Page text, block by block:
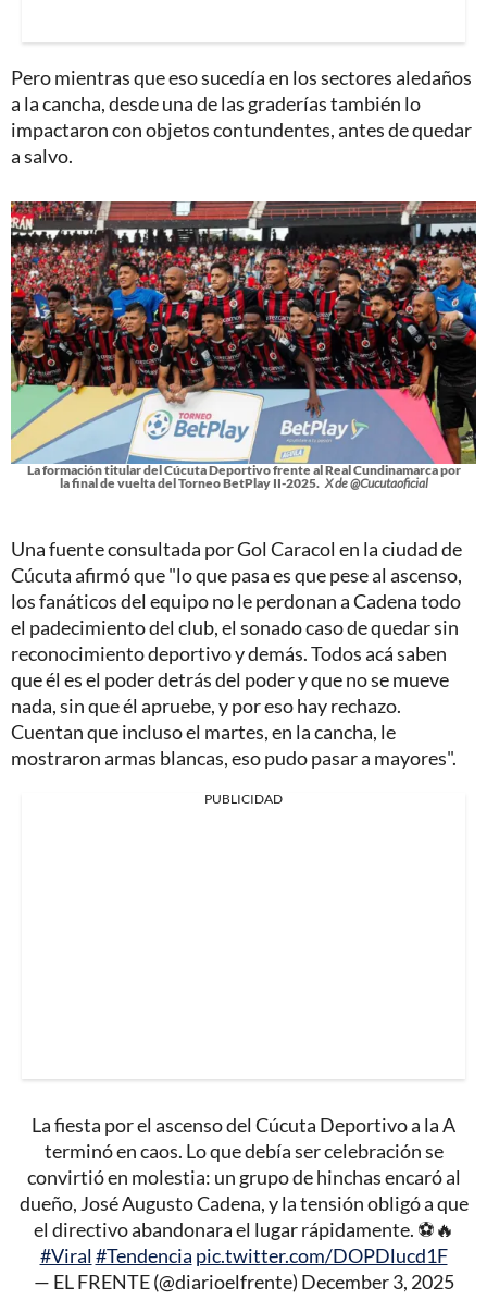
Pero mientras que eso sucedía en los sectores aledaños
a la cancha, desde una de las graderías también lo
impactaron con objetos contundentes, antes de quedar
a salvo.
La formación titular del Cúcuta Deportivo frente al Real Cundinamarca por
la final de vuelta del Torneo BetPlay II-2025. X de @Cucutaoficial
Una fuente consultada por Gol Caracol en la ciudad de
Cúcuta afirmó que "lo que pasa es que pese al ascenso,
los fanáticos del equipo no le perdonan a Cadena todo
el padecimiento del club, el sonado caso de quedar sin
reconocimiento deportivo y demás. Todos acá saben
que él es el poder detrás del poder y que no se mueve
nada, sin que él apruebe, y por eso hay rechazo.
Cuentan que incluso el martes, en la cancha, le
mostraron armas blancas, eso pudo pasar a mayores".
PUBLICIDAD
La fiesta por el ascenso del Cúcuta Deportivo a la A
terminó en caos. Lo que debía ser celebración se
convirtió en molestia: un grupo de hinchas encaró al
dueño, José Augusto Cadena, y la tensión obligó a que
el directivo abandonara el lugar rápidamente. ⚽🔥
#Viral#Tendencia pic.twitter.com/DOPDlucd1F
— EL FRENTE (@diarioelfrente) December 3, 2025